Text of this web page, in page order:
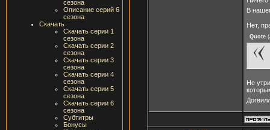
сезона
Описание серий 6
сезона
Скачать
Скачать серии 1
сезона
Скачать серии 2
сезона
Скачать серии 3
сезона
Скачать серии 4
сезона
Скачать серии 5
сезона
Скачать серии 6
сезона
Субтитры
Бонусы
В
Нет,
Quote (
Не